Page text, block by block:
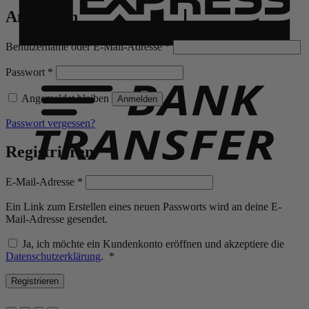
Anmelden
Benutzername oder E-Mail-Adresse*Erforderlich
Passwort *
Angemeldet bleiben Anmelden
Passwort vergessen?
Registrieren
E-Mail-Adresse *
Ein Link zum Erstellen eines neuen Passworts wird an deine E-
Mail-Adresse gesendet.
Ja, ich möchte ein Kundenkonto eröffnen und akzeptiere die
Datenschutzerklärung. *
Registrieren